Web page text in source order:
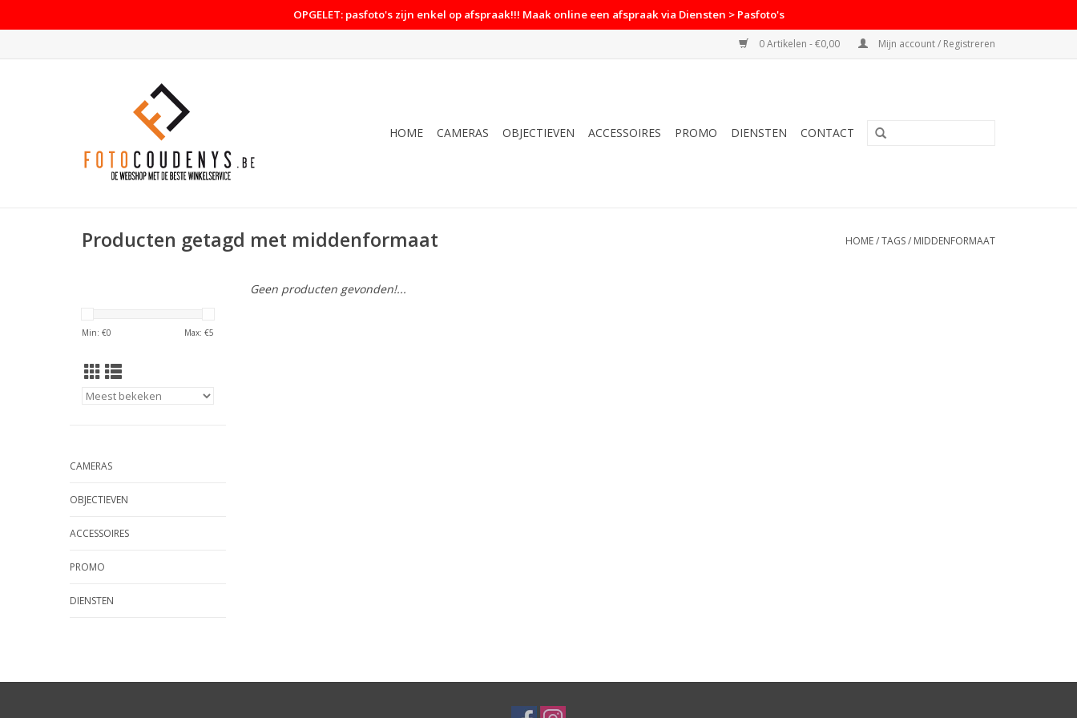
OPGELET: pasfoto's zijn enkel op afspraak!!! Maak online een afspraak via Diensten > Pasfoto's
0 Artikelen - €0,00 Mijn account / Registreren
HOME CAMERAS OBJECTIEVEN ACCESSOIRES PROMO DIENSTEN CONTACT
Producten getagd met middenformaat HOME/TAGS/ MIDDENFORMAAT
Min: €0 Max: €5
CAMERAS
OBJECTIEVEN
ACCESSOIRES
PROMO
DIENSTEN
Geen producten gevonden!...